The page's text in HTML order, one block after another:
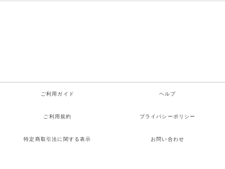
ご利用ガイド ヘルプ
ご利用規約 プライバシーポリシー
特定商取引法に関する表示 お問い合わせ